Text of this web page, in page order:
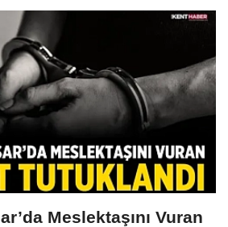
Meslektaşını Vuran